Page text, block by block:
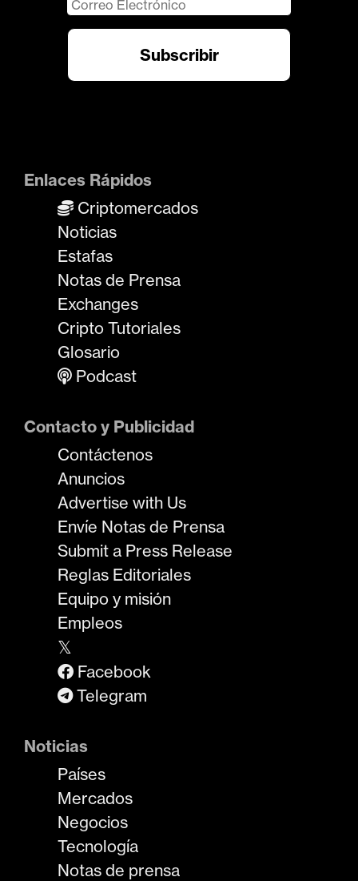
Enlaces Rápidos
Criptomercados
Noticias
Estafas
Notas de Prensa
Exchanges
Cripto Tutoriales
Glosario
Podcast
Contacto y Publicidad
Contáctenos
Anuncios
Advertise with Us
Envíe Notas de Prensa
Submit a Press Release
Reglas Editoriales
Equipo y misión
Empleos
𝕏
Facebook
Telegram
Noticias
Países
Mercados
Negocios
Tecnología
Notas de prensa